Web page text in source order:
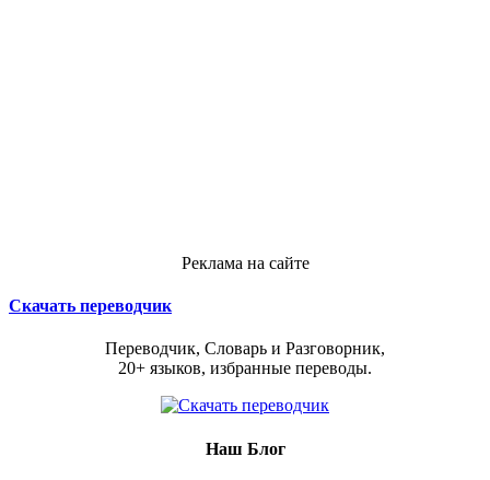
Реклама на сайте
Скачать переводчик
Переводчик, Словарь и Разговорник,
20+ языков, избранные переводы.
Наш Блог